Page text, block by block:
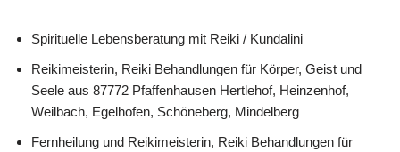
Spirituelle Lebensberatung mit Reiki / Kundalini
Reikimeisterin, Reiki Behandlungen für Körper, Geist und
Seele aus 87772 Pfaffenhausen Hertlehof, Heinzenhof,
Weilbach, Egelhofen, Schöneberg, Mindelberg
Fernheilung und Reikimeisterin, Reiki Behandlungen für